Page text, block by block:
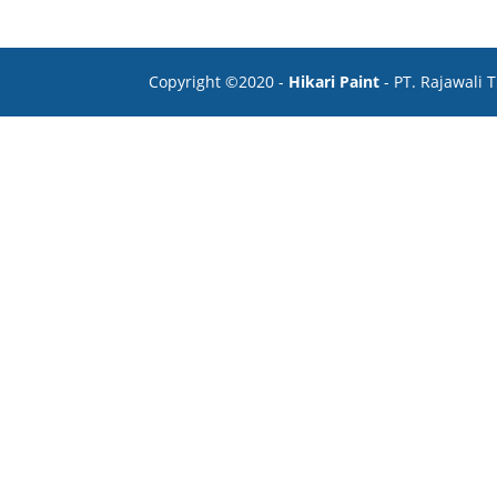
Copyright ©2020 - Hikari Paint - PT. Rajawali